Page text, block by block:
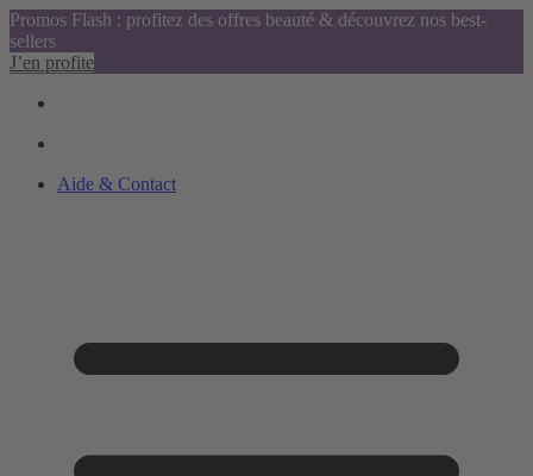
Promos Flash : profitez des offres beauté & découvrez nos best-
sellers
J’en profite
Aide & Contact